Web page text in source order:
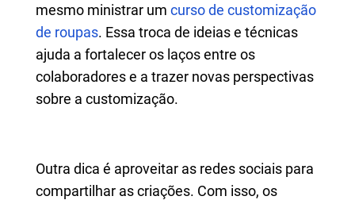
mesmo ministrar um curso de customização
de roupas. Essa troca de ideias e técnicas
ajuda a fortalecer os laços entre os
colaboradores e a trazer novas perspectivas
sobre a customização.
Outra dica é aproveitar as redes sociais para
compartilhar as criações. Com isso, os